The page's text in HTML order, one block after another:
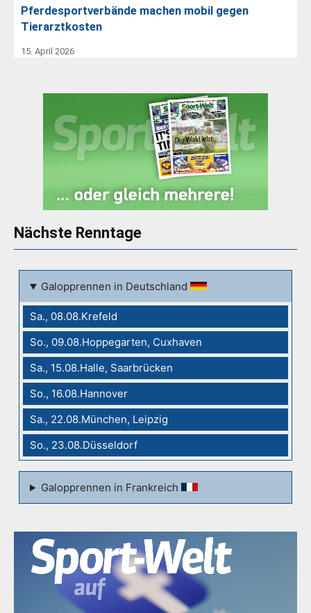
Pferdesportverbände machen mobil gegen
Tierarztkosten
15. April 2026
Nächste Renntage
Galopprennen in Deutschland
Sa., 08.08.Krefeld
So., 09.08.Hoppegarten, Cuxhaven
Sa., 15.08.Halle, Saarbrücken
So., 16.08.Hannover
Sa., 22.08.München, Leipzig
So., 23.08.Düsseldorf
Galopprennen in Frankreich